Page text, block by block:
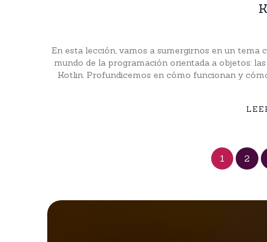
En esta lección, vamos a sumergirnos en un tema
mundo de la programación orientada a objetos:
Kotlin. Profundicemos en cómo funcionan y
1 2